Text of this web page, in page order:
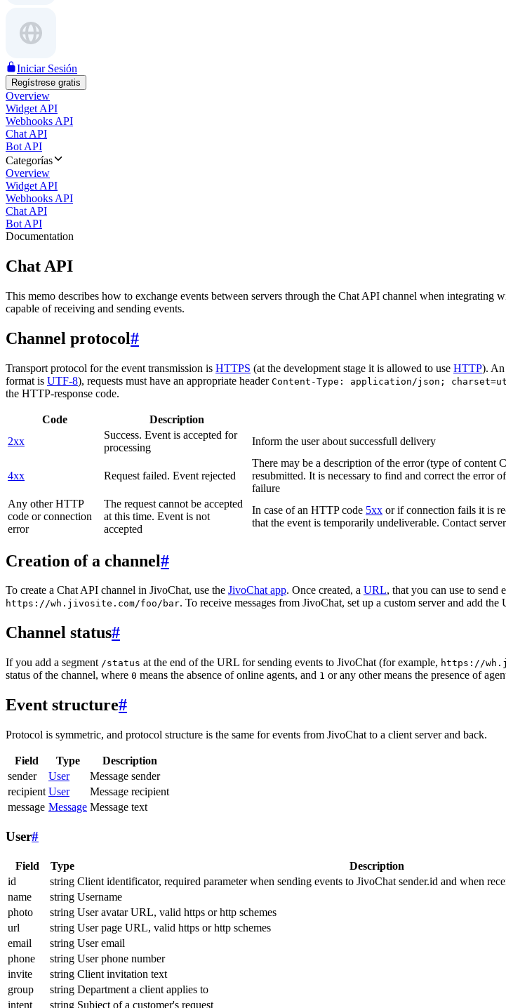
Iniciar Sesión
Regístrese gratis
Overview
Widget API
Webhooks API
Chat API
Bot API
Categorías
Overview
Widget API
Webhooks API
Chat API
Bot API
Documentation
Chat API
This memo describes how to exchange events between servers through the Chat API channel when integrating
capable of receiving and sending events.
Channel protocol#
Transport protocol for the event transmission is HTTPS (at the development stage it is allowed to use HTTP). An
format is UTF-8), requests must have an appropriate header Content-Type: application/json;
the HTTP-response code.
Code Description
2xx
Success. Event is accepted for
processing
Inform the user about successfull delivery
4xx Request failed. Event rejected
There may be a description of the error (type of content
resubmitted. It is necessary to find and correct the error
failure
Any other HTTP
code or connection
error
The request cannot be accepted
at this time. Event is not
accepted
In case of an HTTP code 5xx or if connection fails it is
that the event is temporarily undeliverable. Contact
Creation of a channel#
To create a Chat API channel in JivoChat, use the JivoChat app. Once created, a URL, that you can use to send
https://wh.jivosite.com/foo/bar. To receive messages from JivoChat, set up a custom server and add
Channel status#
If you add a segment /status at the end of the URL for sending events to JivoChat (for example, https://
status of the channel, where 0 means the absence of online agents, and 1 or any other means the presence of
Event structure#
Protocol is symmetric, and protocol structure is the same for events from JivoChat to a client server and back.
Field Type
Description
sender
User
Message sender
recipient User
Message recipient
message Message Message text
User#
Field Type Description
id
string Client identificator, required parameter when sending events to JivoChat sender.id and when
name
string Username
photo
string User avatar URL, valid https or http schemes
url
string User page URL, valid https or http schemes
email
string User email
phone
string User phone number
invite
string Client invitation text
group
string Department a client applies to
intent
string Subject of a customer's request